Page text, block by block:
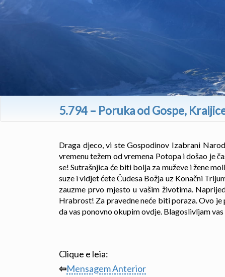
5.794 – Poruka od Gospe,
Draga djeco, vi ste Gospodinov Izabrani
vremenu težem od vremena Potopa i došao je
se! Sutrašnjica će biti bolja za muževe i žene
suze i vidjet ćete Čudesa Božja uz Konačni
zauzme prvo mjesto u vašim životima.
Hrabrost! Za pravedne neće biti poraza. Ovo
da vas ponovno okupim ovdje. Blagoslivljam
Clique e leia:
⇦Mensagem Anterior